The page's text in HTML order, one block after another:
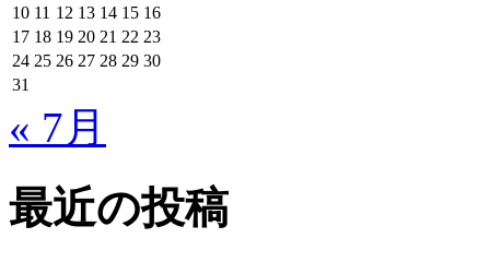
10 11 12 13 14 15 16
17 18 19 20 21 22 23
24 25 26 27 28 29 30
31
« 7月
最近の投稿